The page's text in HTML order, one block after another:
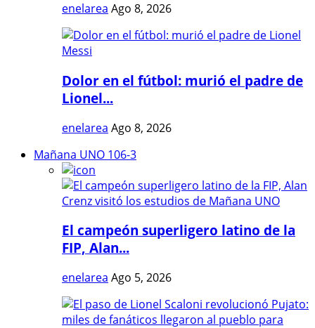
enelarea Ago 8, 2026
Dolor en el fútbol: murió el padre de
Lionel...
enelarea Ago 8, 2026
Mañana UNO 106-3
El campeón superligero latino de la
FIP, Alan...
enelarea Ago 5, 2026